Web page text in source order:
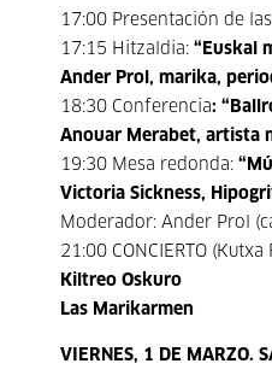
17:00 Presentación de
17:15 Hitzaldia: “Euskal
Ander Prol, marika,
18:30 Conferencia:
Anouar Merabet, artista
19:30 Mesa redonda:
Victoria Sickness,
Moderador: Ander Prol
21:00 CONCIERTO
Kiltreo Oskuro
Las Marikarmen
VIERNES, 1 DE MARZO.